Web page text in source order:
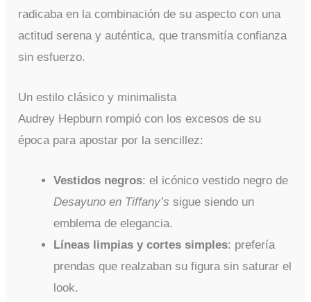
radicaba en la combinación de su aspecto con una
actitud serena y auténtica, que transmitía confianza
sin esfuerzo.
Un estilo clásico y minimalista
Audrey Hepburn rompió con los excesos de su
época para apostar por la sencillez:
Vestidos negros: el icónico vestido negro de
Desayuno en Tiffany’s sigue siendo un
emblema de elegancia.
Líneas limpias y cortes simples: prefería
prendas que realzaban su figura sin saturar el
look.